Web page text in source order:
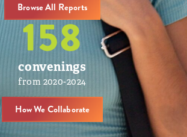
Browse All Reports
158
convenings
from 2020-2024
How We Collaborate